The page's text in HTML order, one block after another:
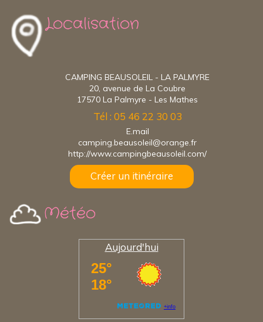
Localisation
CAMPING BEAUSOLEIL - LA PALMYRE
20, avenue de La Coubre
17570 La Palmyre - Les Mathes
Tél : 05 46 22 30 03
E.mail
camping.beausoleil@orange.fr
http://www.campingbeausoleil.com/
Créer un itinéraire
Météo
Aujourd'hui